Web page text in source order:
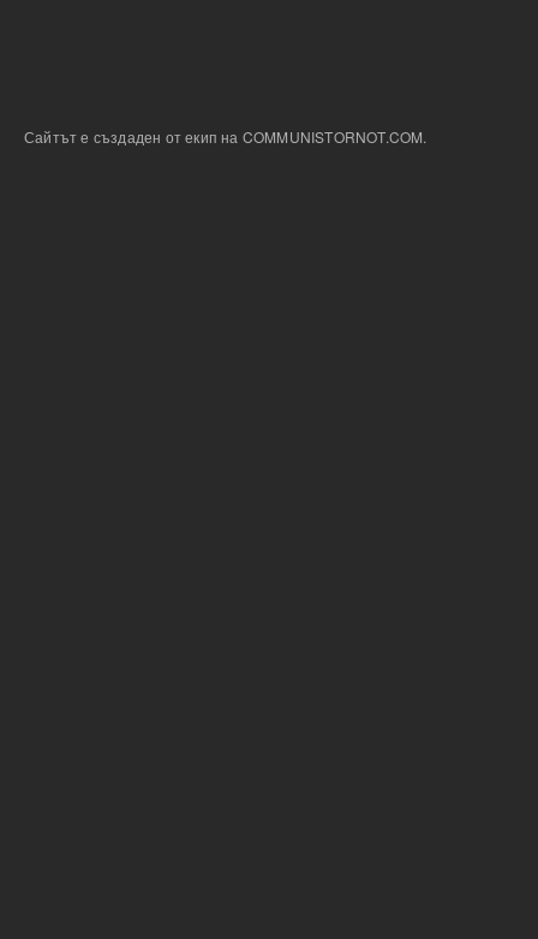
Сайтът е създаден от екип на COMMUNISTORNOT.COM.